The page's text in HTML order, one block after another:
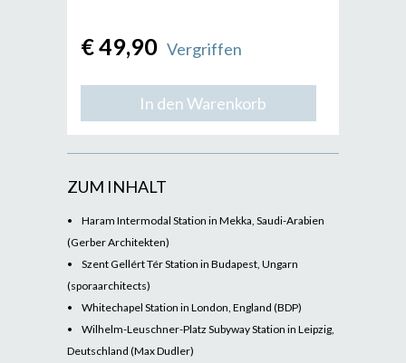
€ 49,90 Vergriffen
In den Warenkorb
ZUM INHALT
•
Haram Intermodal Station in Mekka, Saudi-Arabien
(Gerber Architekten)
•
Szent Gellért Tér Station in Budapest, Ungarn
(sporaarchitects)
•
Whitechapel Station in London, England (BDP)
•
Wilhelm-Leuschner-Platz Subyway Station in Leipzig,
Deutschland (Max Dudler)